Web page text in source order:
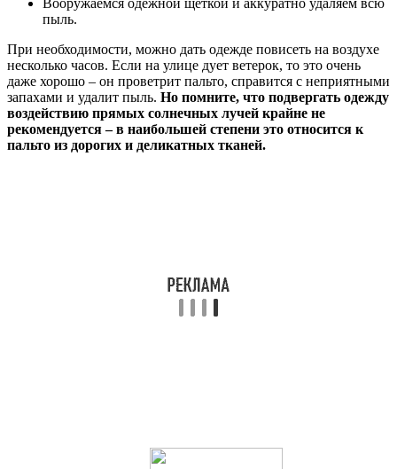
пыль.
При необходимости, можно дать одежде повисеть на воздухе
несколько часов. Если на улице дует ветерок, то это очень
даже хорошо – он проветрит пальто, справится с неприятными
запахами и удалит пыль. Но помните, что подвергать одежду
воздействию прямых солнечных лучей крайне не
рекомендуется – в наибольшей степени это относится к
пальто из дорогих и деликатных тканей.